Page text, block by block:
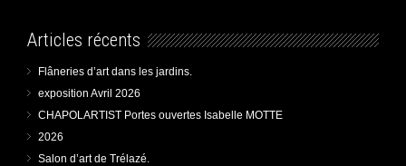
Articles récents
Flâneries d’art dans les jardins.
exposition Avril 2026
CHAPOLARTIST Portes ouvertes Isabelle MOTTE
2026
Salon d’art de Trélazé.